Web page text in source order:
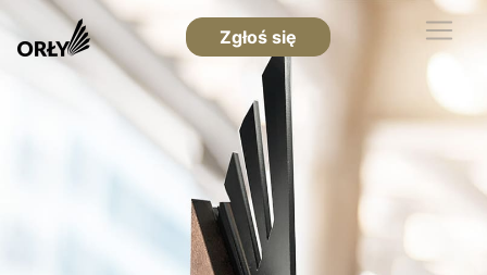
Zgłoś się